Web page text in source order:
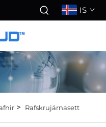
IS
> Rafskrujárnasett